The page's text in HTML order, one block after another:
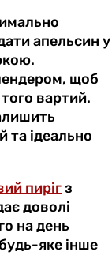
апельсин у
щоб
вартий.
та ідеально
пирігз
доволі
на день
яке інше